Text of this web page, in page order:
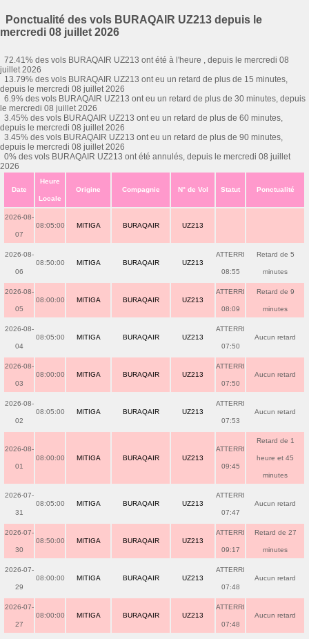
Ponctualité des vols BURAQAIR UZ213 depuis le
mercredi 08 juillet 2026
72.41% des vols BURAQAIR UZ213 ont été à l'heure , depuis le mercredi 08
juillet 2026
13.79% des vols BURAQAIR UZ213 ont eu un retard de plus de 15 minutes,
depuis le mercredi 08 juillet 2026
6.9% des vols BURAQAIR UZ213 ont eu un retard de plus de 30 minutes, depuis
le mercredi 08 juillet 2026
3.45% des vols BURAQAIR UZ213 ont eu un retard de plus de 60 minutes,
depuis le mercredi 08 juillet 2026
3.45% des vols BURAQAIR UZ213 ont eu un retard de plus de 90 minutes,
depuis le mercredi 08 juillet 2026
0% des vols BURAQAIR UZ213 ont été annulés, depuis le mercredi 08 juillet
2026
Date
Heure
Locale
Origine Compagnie N° de Vol Statut Ponctualité
2026-08-
07
08:05:00 MITIGA BURAQAIR UZ213
2026-08-
06
08:50:00 MITIGA BURAQAIR UZ213
ATTERRI
08:55
Retard de 5
minutes
2026-08-
05
08:00:00 MITIGA BURAQAIR UZ213
ATTERRI
08:09
Retard de 9
minutes
2026-08-
04
08:05:00 MITIGA BURAQAIR UZ213
ATTERRI
07:50
Aucun retard
2026-08-
03
08:00:00 MITIGA BURAQAIR UZ213
ATTERRI
07:50
Aucun retard
2026-08-
02
08:05:00 MITIGA BURAQAIR UZ213
ATTERRI
07:53
Aucun retard
2026-08-
01
08:00:00 MITIGA BURAQAIR UZ213
ATTERRI
09:45
Retard de 1
heure et 45
minutes
2026-07-
31
08:05:00 MITIGA BURAQAIR UZ213
ATTERRI
07:47
Aucun retard
2026-07-
30
08:50:00 MITIGA BURAQAIR UZ213
ATTERRI
09:17
Retard de 27
minutes
2026-07-
29
08:00:00 MITIGA BURAQAIR UZ213
ATTERRI
07:48
Aucun retard
2026-07-
27
08:00:00 MITIGA BURAQAIR UZ213
ATTERRI
07:48
Aucun retard